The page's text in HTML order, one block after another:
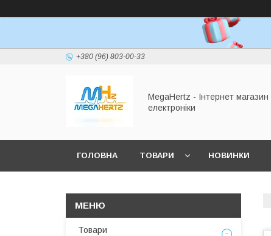
+380 (96) 803-00-33
MegaHertz - Інтернет магазин
електроніки
ГОЛОВНА ТОВАРИ НОВИНКИ
Товари